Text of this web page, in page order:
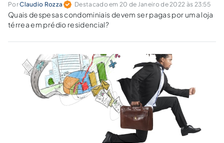
PorClaudio Rozza Destacado em 20 de Janeiro de 2022 às 23:55
Quais despesas condominiais devem ser pagas por uma loja
térrea em prédio residencial?